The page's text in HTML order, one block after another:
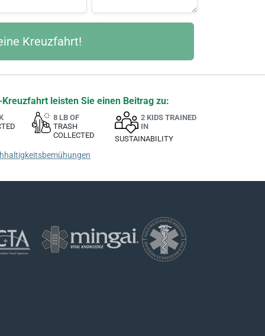
leisten Sie einen Beitrag zu:
8 LB OF
TRASH
COLLECTED
2 KIDS TRAINED
IN
SUSTAINABILITY